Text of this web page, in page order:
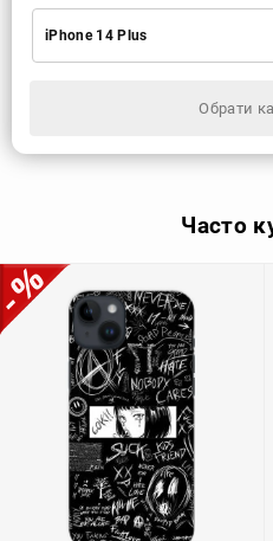
Обрати
Xiaomi
Apple
Huawei
Realme
TECNO
iPhone 14 Plus
Часто